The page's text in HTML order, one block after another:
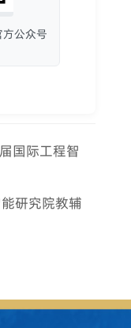
公众号
国际工程智
研究院教辅